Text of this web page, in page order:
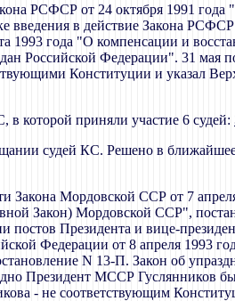
РСФСР от 24 октября 1991
введения в действие Закона
1993 года "О компенсации и
Российской Федерации". 31 мая
Конституции и указал
в которой приняли участие 6 судей:
судей КС. Решено в
Закона Мордовской ССР от 7
Закон) Мордовской ССР",
постов Президента и вице-
Федерации от 8 апреля 1993
N 13-П. Закон об
Президент МССР Гуслянников
- не соответствующим